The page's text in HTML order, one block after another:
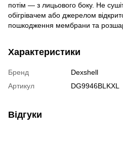
потім — з лицьового боку. Не
обігрівачем або джерелом
пошкодження мембрани та
Характеристики
Бренд
Dexshell
Артикул
DG9946BLKXL
Відгуки